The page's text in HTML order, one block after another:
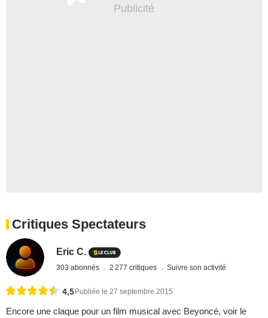
Critiques Spectateurs
Eric C.
303 abonnés 2 277 critiques Suivre son activité
4,5 Publiée le 27 septembre 2015
Encore une claque pour un film musical avec Beyoncé, voir le